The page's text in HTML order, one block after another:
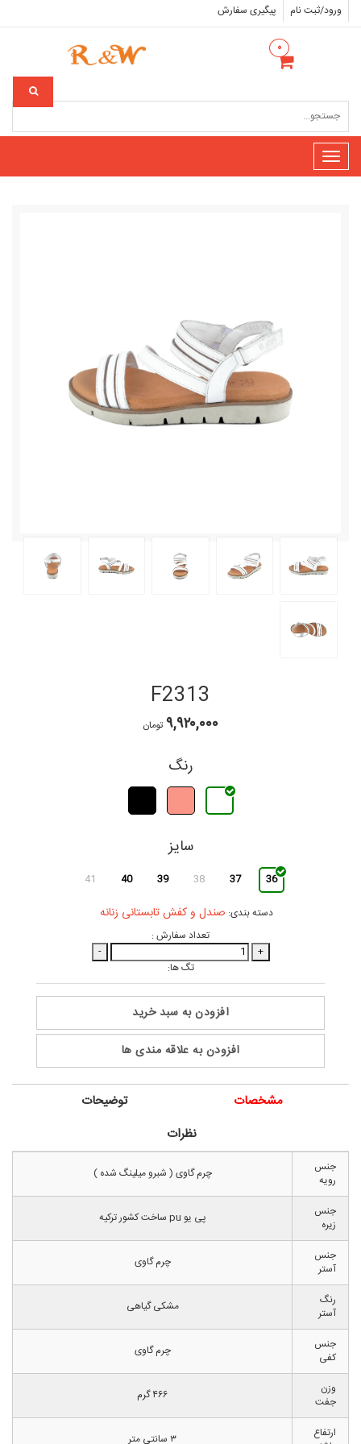
ورود/ثبت نام پیگیری سفارش
۰
Toggle
navigation
F2313
۹,۹۲۰,۰۰۰ تومان
رنگ
سایز
36
37
38
39
40
41
دسته بندی: صندل و کفش تابستانی زنانه
تعداد سفارش :
+
-
تگ ها:
افزودن به سبد خرید
افزودن به علاقه مندی ها
مشخصات
توضیحات
نظرات
جنس
رویه
چرم گاوی ( شبرو میلینگ شده )
جنس
زیره
پی یو pu ساخت کشور ترکیه
جنس
آستر
چرم گاوی
رنگ
آستر
مشکی گیاهی
جنس
کفی
چرم گاوی
وزن
جفت
۴۶۶ گرم
ارتفاع
۳ سانتی متر